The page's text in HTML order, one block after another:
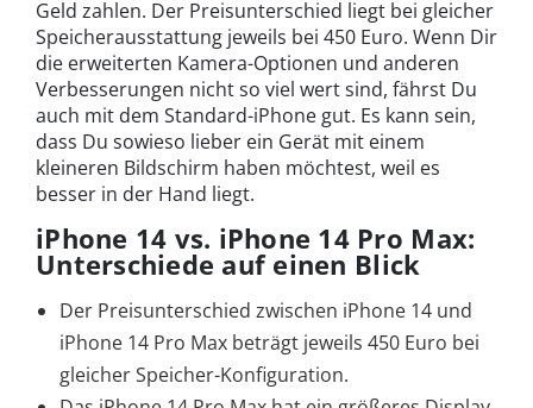
Geld zahlen. Der Preisunterschied liegt bei gleicher
Speicherausstattung jeweils bei 450 Euro. Wenn Dir
die erweiterten Kamera-Optionen und anderen
Verbesserungen nicht so viel wert sind, fährst Du
auch mit dem Standard-iPhone gut. Es kann sein,
dass Du sowieso lieber ein Gerät mit einem
kleineren Bildschirm haben möchtest, weil es
besser in der Hand liegt.
iPhone 14 vs. iPhone 14 Pro Max:
Unterschiede auf einen Blick
Der Preisunterschied zwischen iPhone 14 und
iPhone 14 Pro Max beträgt jeweils 450 Euro bei
gleicher Speicher-Konfiguration.